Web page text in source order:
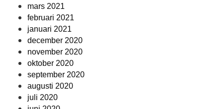
mars 2021
februari 2021
januari 2021
december 2020
november 2020
oktober 2020
september 2020
augusti 2020
juli 2020